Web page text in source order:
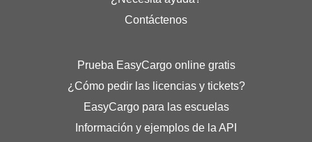
Contáctenos
Prueba EasyCargo online gratis
¿Cómo pedir las licencias y tickets?
EasyCargo para las escuelas
Información y ejemplos de la API